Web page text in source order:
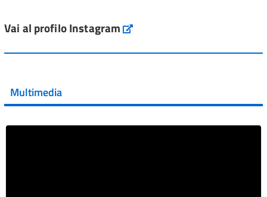
Vai al post →
Vai al post →
Vai al profilo Instagram Instagram
Multimedia